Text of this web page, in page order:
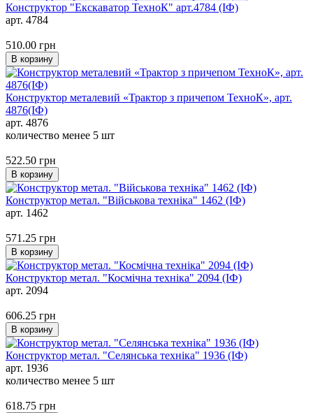
Конструктор "Екскаватор ТехноК" арт.4784 (ІФ)
арт. 4784
510.00 грн
В корзину
Конструктор металевий «Трактор з причепом ТехноК», арт.
4876(ІФ)
арт. 4876
количество менее 5 шт
522.50 грн
В корзину
Конструктор метал. "Військова техніка" 1462 (ІФ)
арт. 1462
571.25 грн
В корзину
Конструктор метал. "Космічна техніка" 2094 (ІФ)
арт. 2094
606.25 грн
В корзину
Конструктор метал. "Селянська техніка" 1936 (ІФ)
арт. 1936
количество менее 5 шт
618.75 грн